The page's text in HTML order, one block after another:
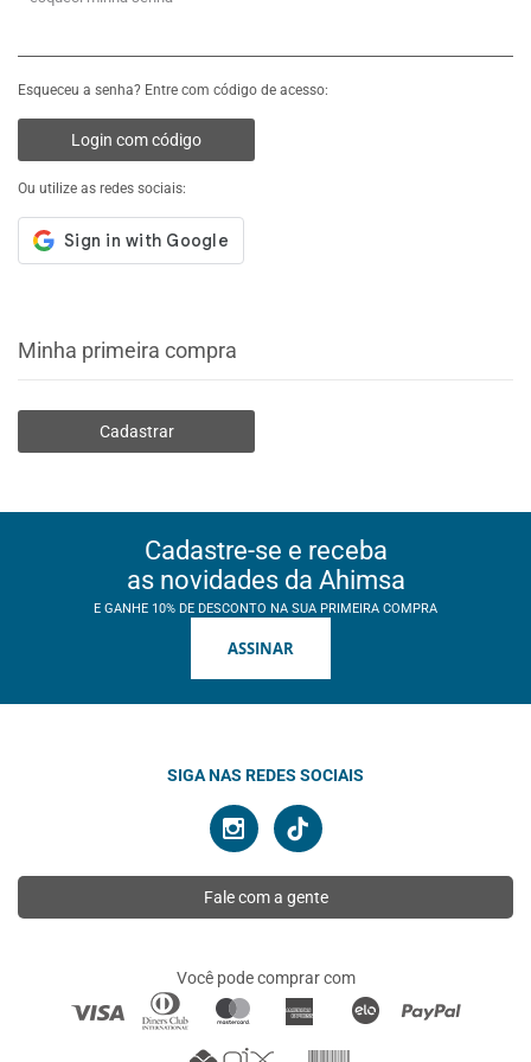
Esqueceu a senha? Entre com código de acesso:
Login com código
Ou utilize as redes sociais:
Minha primeira compra
Cadastrar
Cadastre-se e receba
as novidades da Ahimsa
E GANHE 10% DE DESCONTO NA SUA PRIMEIRA COMPRA
ASSINAR
SIGA NAS REDES SOCIAIS
Fale com a gente
Você pode comprar com